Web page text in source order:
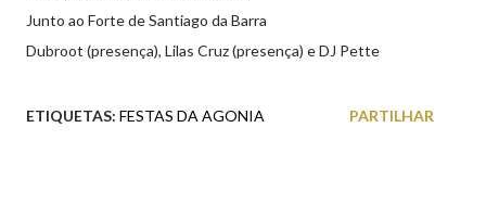
Junto ao Forte de Santiago da Barra
Dubroot (presença), Lilas Cruz (presença) e DJ Pette
ETIQUETAS: FESTAS DA AGONIA PARTILHAR